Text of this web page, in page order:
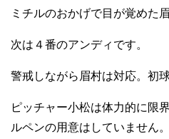
ミチルのおかげで目が覚めた眉
次は４番のアンディです。
警戒しながら眉村は対応。初
ピッチャー小松は体力的に限
ルペンの用意はしていません。